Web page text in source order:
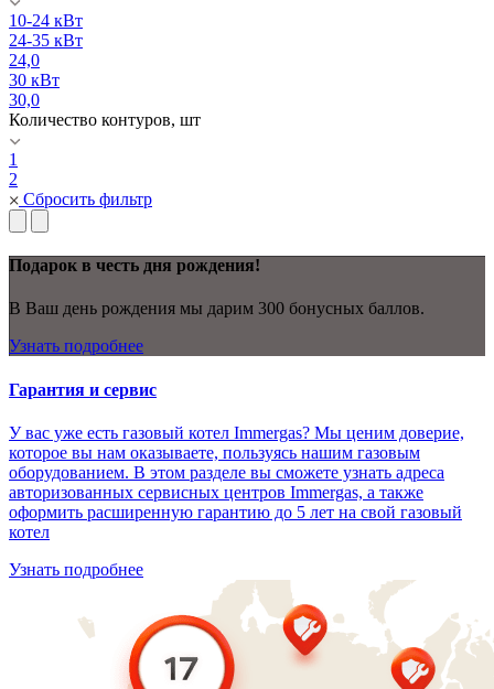
10-24 кВт
24-35 кВт
24,0
30 кВт
30,0
Количество контуров, шт
1
2
Сбросить фильтр
Подарок в честь дня рождения!
В Ваш день рождения мы дарим 300 бонусных баллов.
Узнать подробнее
Гарантия и сервис
У вас уже есть газовый котел Immergas? Мы ценим доверие,
которое вы нам оказываете, пользуясь нашим газовым
оборудованием. В этом разделе вы сможете узнать адреса
авторизованных сервисных центров Immergas, а также
оформить расширенную гарантию до 5 лет на свой газовый
котел
Узнать подробнее